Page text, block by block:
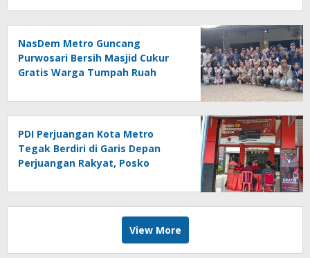
NasDem Metro Guncang
Purwosari Bersih Masjid Cukur
Gratis Warga Tumpah Ruah
PDI Perjuangan Kota Metro
Tegak Berdiri di Garis Depan
Perjuangan Rakyat, Posko
Jumat, BBHAR Siap Dibentuk
View More